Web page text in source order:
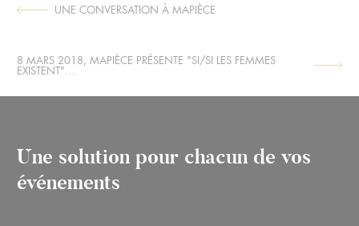
ARTICLE UNE CONVERSATION À MAPIÈCE
ARTICLE
8 MARS 2018, MAPIÈCE PRÉSENTE "SI/SI LES FEMMES
EXISTENT"…
Une solution pour chacun de vos
événements